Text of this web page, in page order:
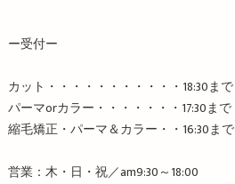
ー受付ー
カット・・・・・・・・・・・ 18:30まで
パーマorカラー・・・・・・・ 17:30まで
縮毛矯正・パーマ＆カラー・・ 16:30まで
営業：木・日・祝／am9:30～18:00